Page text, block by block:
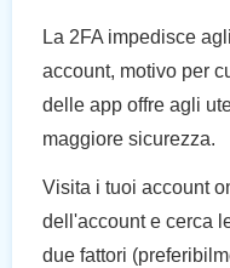
La 2FA impedisce
account, motivo per
delle app offre agli
maggiore sicurezza.
Visita i tuoi account
dell'account e cerca
due fattori